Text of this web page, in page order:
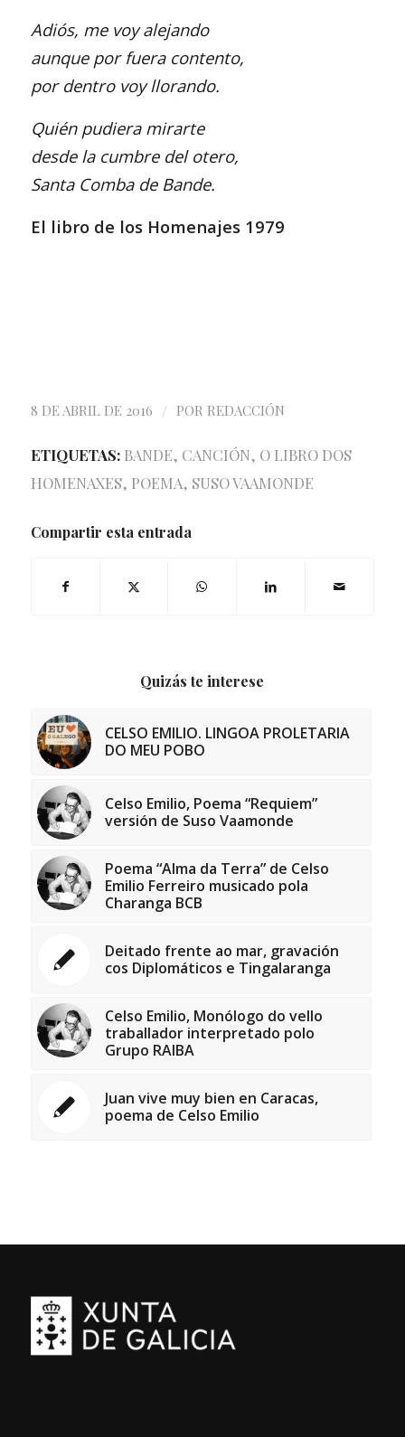
Adiós, me voy alejando
aunque por fuera contento,
por dentro voy llorando.
Quién pudiera mirarte
desde la cumbre del otero,
Santa Comba de Bande.
El libro de los Homenajes 1979
8 DE ABRIL DE 2016 / POR REDACCIÓN
ETIQUETAS: BANDE, CANCIÓN, O LIBRO DOS
HOMENAXES, POEMA, SUSO VAAMONDE
Compartir esta entrada
Quizás te interese
CELSO EMILIO. LINGOA PROLETARIA
DO MEU POBO
Celso Emilio, Poema “Requiem”
versión de Suso Vaamonde
Poema “Alma da Terra” de Celso
Emilio Ferreiro musicado pola
Charanga BCB
Deitado frente ao mar, gravación
cos Diplomáticos e Tingalaranga
Celso Emilio, Monólogo do vello
traballador interpretado polo
Grupo RAIBA
Juan vive muy bien en Caracas,
poema de Celso Emilio